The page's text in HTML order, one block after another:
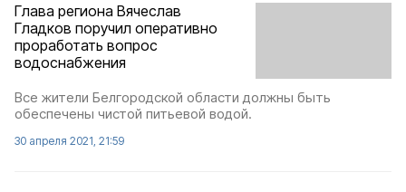
Глава региона Вячеслав
Гладков поручил оперативно
проработать вопрос
водоснабжения
Все жители Белгородской области должны быть
обеспечены чистой питьевой водой.
30 апреля 2021, 21:59